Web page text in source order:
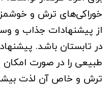
خوراکی‌های ترش و
از پیشنهادات جذاب و
در تابستان باشد.
طبیعی را در صورت
ترش و خاص آن لذت